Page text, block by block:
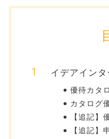
イデアイン
優待カタ
カタログ
【追記】
【追記】